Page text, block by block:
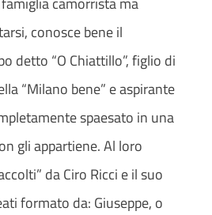
conosce bene il
detto “O Chiattillo”, figlio di
“Milano bene” e aspirante
spaesato in una
gli appartiene. Al loro
da Ciro Ricci e il suo
formato da: Giuseppe, o